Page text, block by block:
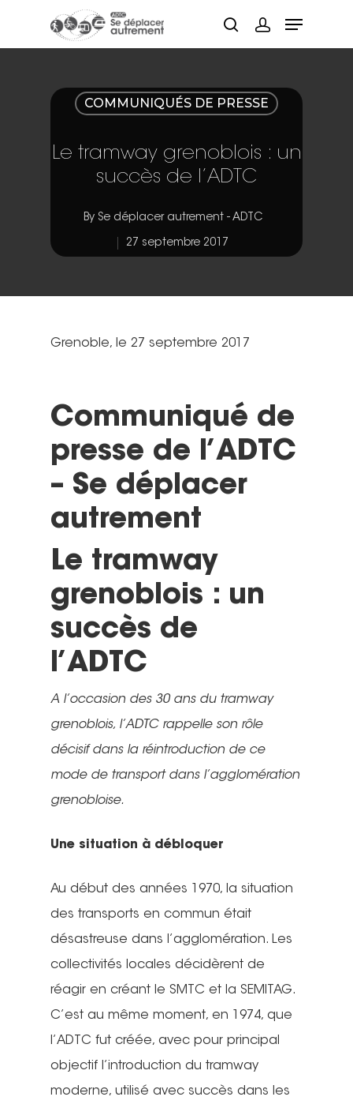
Hit enter to search or ESC to close
COMMUNIQUÉS DE PRESSE
Le tramway grenoblois : un
succès de l’ADTC
By Se déplacer autrement - ADTC
27 septembre 2017
Grenoble, le 27 septembre 2017
Communiqué de
presse de l’ADTC
– Se déplacer
autrement
Le tramway
grenoblois : un
succès de
l’ADTC
A l’occasion des 30 ans du tramway
grenoblois, l’ADTC rappelle son rôle
décisif dans la réintroduction de ce
mode de transport dans l’agglomération
grenobloise.
Une situation à débloquer
Au début des années 1970, la situation
des transports en commun était
désastreuse dans l’agglomération. Les
collectivités locales décidèrent de
réagir en créant le SMTC et la SEMITAG.
C’est au même moment, en 1974, que
l’ADTC fut créée, avec pour principal
objectif l’introduction du tramway
moderne, utilisé avec succès dans les